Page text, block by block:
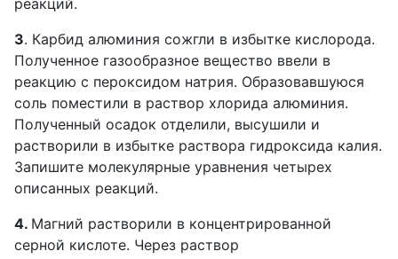
реакций.
3. Карбид алюминия сожгли в избытке кислорода.
Полученное газообразное вещество ввели в
реакцию с пероксидом натрия. Образовавшуюся
соль поместили в раствор хлорида алюминия.
Полученный осадок отделили, высушили и
растворили в избытке раствора гидроксида калия.
Запишите молекулярные уравнения четырех
описанных реакций.
4. Магний растворили в концентрированной
серной кислоте. Через раствор